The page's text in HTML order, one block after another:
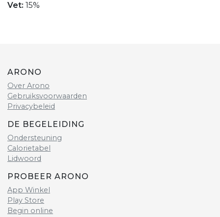
Vet: 15%
ARONO
Over Arono
Gebruiksvoorwaarden
Privacybeleid
DE BEGELEIDING
Ondersteuning
Calorietabel
Lidwoord
PROBEER ARONO
App Winkel
Play Store
Begin online